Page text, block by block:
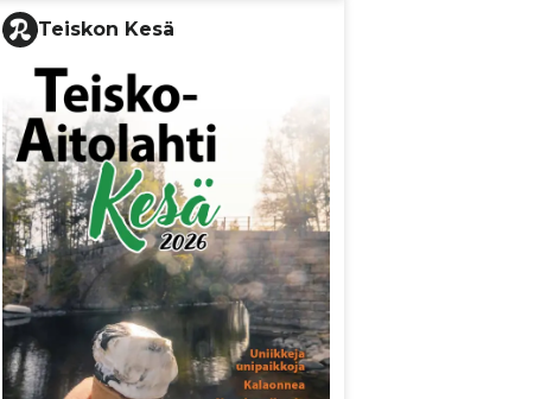
Teiskon Kesä